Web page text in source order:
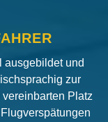
ausgebildet und
zur
Platz